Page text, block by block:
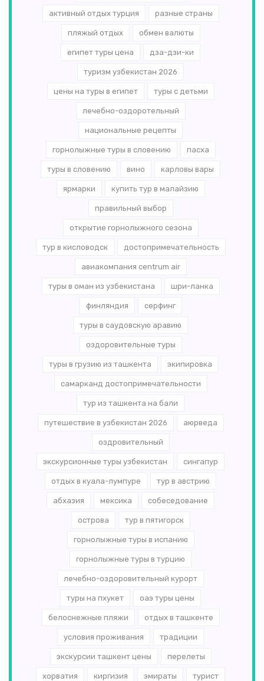
активный отдых турция разные страны
пляжый отдых обмен валюты
египет туры цена дза-дзи-ки
туризм узбекистан 2026
цены на туры в египет туры с детьми
лечебно-оздоротельный
национальные рецепты
горнолыжные туры в словению пасха
туры в словению вино карловы вары
ярмарки купить тур в малайзию
правильный выбор
открытие горнолыжного сезона
тур в кисловодск достопримечательность
авиакомпания centrum air
туры в оман из узбекистана шри-ланка
финляндия серфинг
туры в саудовскую аравию
оздоровительные туры
туры в грузию из ташкента экипировка
самарканд достопримечательности
тур из ташкента на бали
путешествие в узбекистан 2026 аюрведа
оздровительный
экскурсионные туры узбекистан сингапур
отдых в куала-лумпуре тур в австрию
абхазия мексика собеседование
острова тур в пятигорск
горнолыжные туры в испанию
горнолыжные туры в турцию
лечебно-оздоровительный курорт
туры на пхукет оаэ туры цены
белоснежные пляжи отдых в ташкенте
условия проживания традиции
экскурсии ташкент цены перелеты
хорватия киргизия эмираты турист